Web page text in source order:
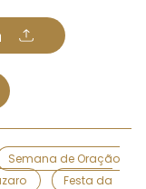
Semana de Oração
Festa da